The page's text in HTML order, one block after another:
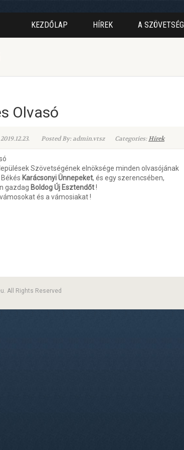
KEZDŐLAP HÍREK A SZÖVETSÉG
Olvasó
Posted By: admin.vtsz Categories:Hírek
Szövetségének elnöksége minden olvasójának
Karácsonyi Ünnepeket, és egy szerencsében,
gazdag Boldog Új Esztendőt!
és a vámosiakat !
All Rights Reserved